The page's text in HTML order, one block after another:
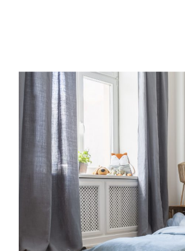
Entra anche tu nel
community è grandissima e
consigli per rendere più
famiglia, grazie a spunti su
creatività, vita lavorativa.
Families: la nostra
al mese riceverai consigli
l’organizzazione della tua
crescita, cucina, creatività,